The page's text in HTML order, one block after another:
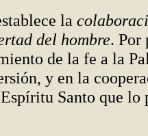
la
del hombre. Por
de la fe a la
y en la
Santo que lo